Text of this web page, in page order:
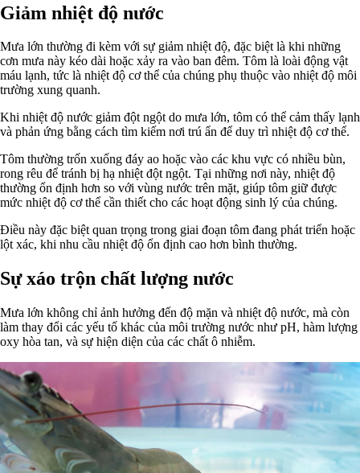
Giảm nhiệt độ nước
Mưa lớn thường đi kèm với sự giảm nhiệt độ, đặc biệt là khi những
cơn mưa này kéo dài hoặc xảy ra vào ban đêm. Tôm là loài động vật
máu lạnh, tức là nhiệt độ cơ thể của chúng phụ thuộc vào nhiệt độ môi
trường xung quanh.
Khi nhiệt độ nước giảm đột ngột do mưa lớn, tôm có thể cảm thấy lạnh
và phản ứng bằng cách tìm kiếm nơi trú ẩn để duy trì nhiệt độ cơ thể.
Tôm thường trốn xuống đáy ao hoặc vào các khu vực có nhiều bùn,
rong rêu để tránh bị hạ nhiệt đột ngột. Tại những nơi này, nhiệt độ
thường ổn định hơn so với vùng nước trên mặt, giúp tôm giữ được
mức nhiệt độ cơ thể cần thiết cho các hoạt động sinh lý của chúng.
Điều này đặc biệt quan trọng trong giai đoạn tôm đang phát triển hoặc
lột xác, khi nhu cầu nhiệt độ ổn định cao hơn bình thường.
Sự xáo trộn chất lượng nước
Mưa lớn không chỉ ảnh hưởng đến độ mặn và nhiệt độ nước, mà còn
làm thay đổi các yếu tố khác của môi trường nước như pH, hàm lượng
oxy hòa tan, và sự hiện diện của các chất ô nhiễm.